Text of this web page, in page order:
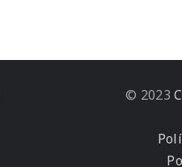
© 2023